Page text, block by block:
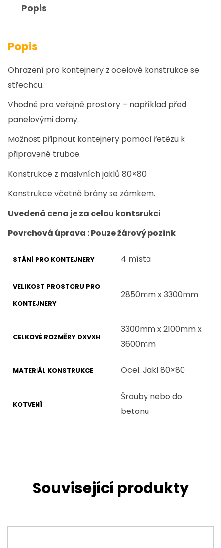
Popis
Popis
Ohrazení pro kontejnery z ocelové konstrukce se
střechou.
Vhodné pro veřejné prostory – například před
panelovými domy.
Možnost připnout kontejnery pomocí řetězu k
připravené trubce.
Konstrukce z masivních jäklů 80×80.
Konstrukce včetně brány se zámkem.
Uvedená cena je za celou kontsrukci
Povrchová úprava : Pouze žárový pozink
STÁNÍ PRO KONTEJNERY 4 místa
VELIKOST PROSTORU PRO
KONTEJNERY
2850mm x 3300mm
CELKOVÉ ROZMĚRY DXVXH
3300mm x 2100mm x
3600mm
MATERIÁL KONSTRUKCE Ocel. Jäkl 80×80
KOTVENÍ
Šrouby nebo do
betonu
Související produkty